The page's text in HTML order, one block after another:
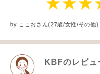
by ここお さん(27歳/女性/その他)
KBFのレビュ